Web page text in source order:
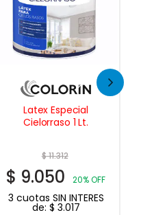
Muros Xp
Impermeabilizante